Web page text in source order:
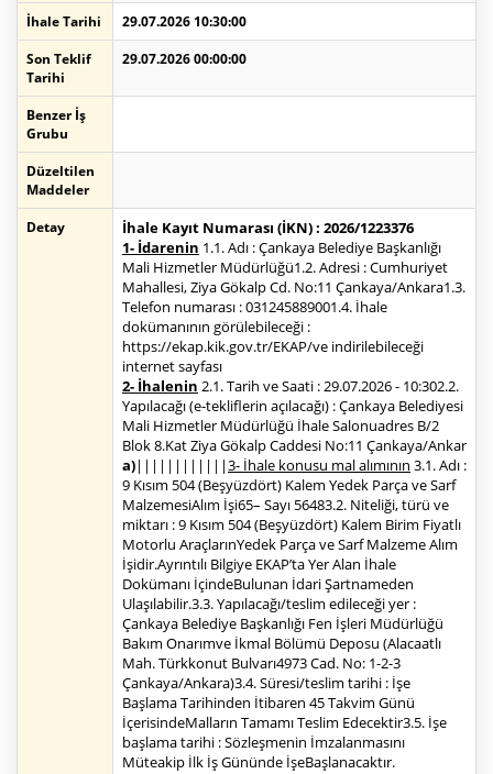
İhale Tarihi
29.07.2026 10:30:00
Son Teklif
Tarihi
29.07.2026 00:00:00
Benzer İş
Grubu
Düzeltilen
Maddeler
Detay
İhale Kayıt Numarası (İKN) : 2026/1223376
1- İdarenin 1.1. Adı : Çankaya Belediye Başkanlığı
Mali Hizmetler Müdürlüğü1.2. Adresi : Cumhuriyet
Mahallesi, Ziya Gökalp Cd. No:11 Çankaya/Ankara1.3.
Telefon numarası : 031245889001.4. İhale
dokümanının görülebileceği :
https://ekap.kik.gov.tr/EKAP/ve indirilebileceği
internet sayfası
2- İhalenin 2.1. Tarih ve Saati : 29.07.2026 - 10:302.2.
Yapılacağı (e-tekliflerin açılacağı) : Çankaya Belediyesi
Mali Hizmetler Müdürlüğü İhale Salonuadres B/2
Blok 8.Kat Ziya Gökalp Caddesi No:11 Çankaya/Ankar
a)||||||||||||3- İhale konusu mal alımının 3.1. Adı :
9 Kısım 504 (Beşyüzdört) Kalem Yedek Parça ve Sarf
MalzemesiAlım İşi65– Sayı 56483.2. Niteliği, türü ve
miktarı : 9 Kısım 504 (Beşyüzdört) Kalem Birim Fiyatlı
Motorlu AraçlarınYedek Parça ve Sarf Malzeme Alım
İşidir.Ayrıntılı Bilgiye EKAP’ta Yer Alan İhale
Dokümanı İçindeBulunan İdari Şartnameden
Ulaşılabilir.3.3. Yapılacağı/teslim edileceği yer :
Çankaya Belediye Başkanlığı Fen İşleri Müdürlüğü
Bakım Onarımve İkmal Bölümü Deposu (Alacaatlı
Mah. Türkkonut Bulvarı4973 Cad. No: 1-2-3
Çankaya/Ankara)3.4. Süresi/teslim tarihi : İşe
Başlama Tarihinden İtibaren 45 Takvim Günü
İçerisindeMalların Tamamı Teslim Edecektir3.5. İşe
başlama tarihi : Sözleşmenin İmzalanmasını
Müteakip İlk İş Gününde İşeBaşlanacaktır.